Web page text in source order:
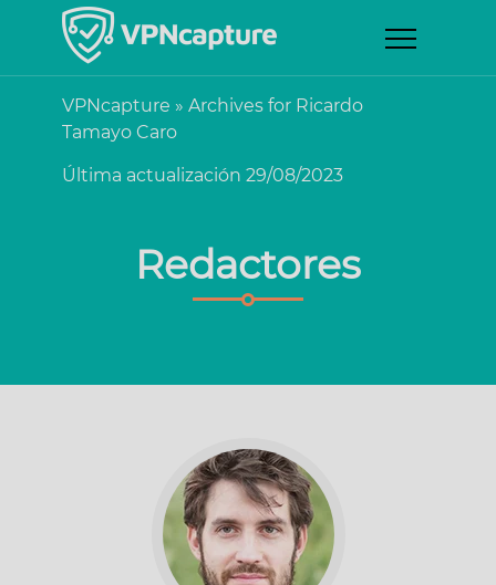
VPNcapture » Archives for Ricardo
Tamayo Caro
Última actualización 29/08/2023
Redactores